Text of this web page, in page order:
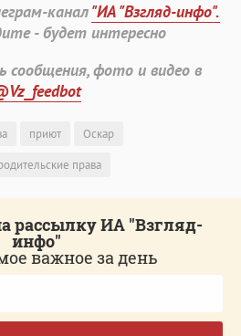
канал"ИА "Взгляд-инфо".
- будет интересно
фото и видео в
приют
Оскар
права
рассылку ИА "Взгляд-
инфо"
важное за день